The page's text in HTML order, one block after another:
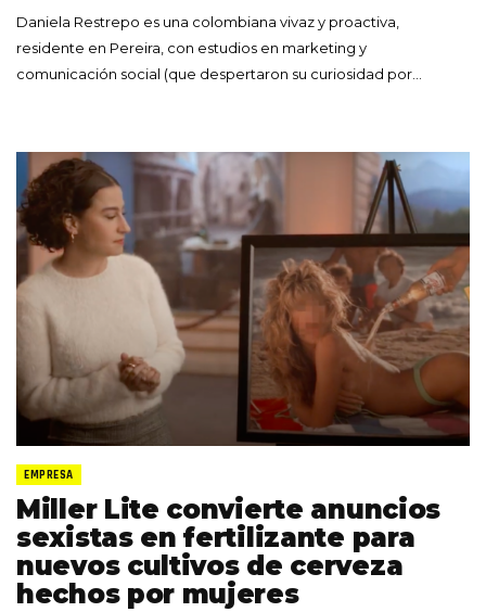
Daniela Restrepo es una colombiana vivaz y proactiva,
residente en Pereira, con estudios en marketing y
comunicación social (que despertaron su curiosidad por…
EMPRESA
Miller Lite convierte anuncios
sexistas en fertilizante para
nuevos cultivos de cerveza
hechos por mujeres